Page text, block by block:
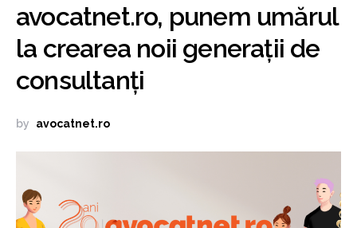
avocatnet.ro, punem umărul
la crearea noii generații de
consultanți
by avocatnet.ro